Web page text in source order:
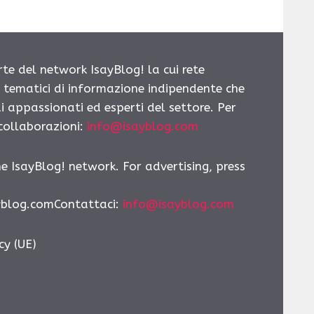
del network IsayBlog! la cui rete
di informazione indipendente che
ed esperti del settore. Per
info@isayblog.com
IsayBlog! network. For advertising, press
info@isayblog.com
(UE)